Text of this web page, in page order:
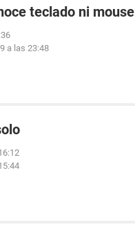
teclado ni mouse
a las 23:48